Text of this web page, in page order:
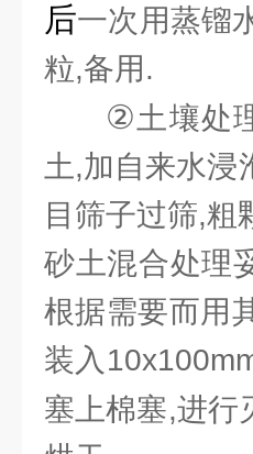
后一次用蒸镏
粒,备用.
②土壤处
土,加自来水浸
目筛子过筛,粗
砂土混合处理
根据需要而用
装入
塞上棉塞,进行